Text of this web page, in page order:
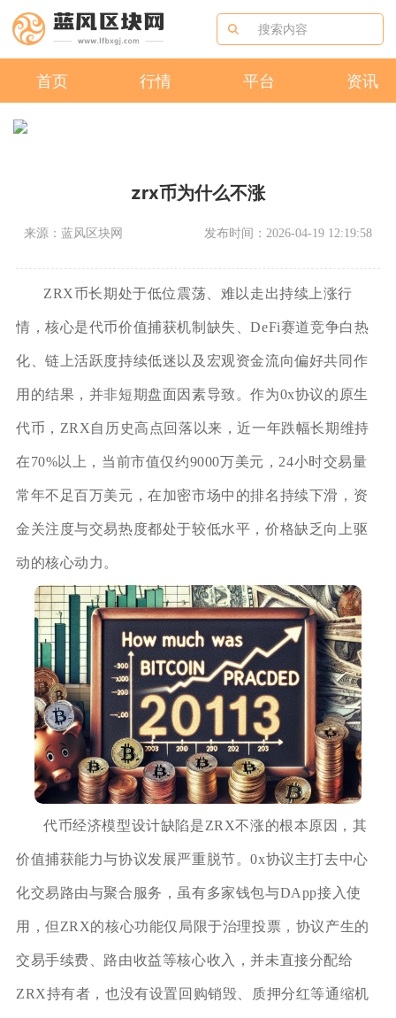
首页 行情 平台 资讯
zrx币为什么不涨
来源：蓝风区块网 发布时间：2026-04-19 12:19:58
ZRX币长期处于低位震荡、难以走出持续上涨行
情，核心是代币价值捕获机制缺失、DeFi赛道竞争白热
化、链上活跃度持续低迷以及宏观资金流向偏好共同作
用的结果，并非短期盘面因素导致。作为0x协议的原生
代币，ZRX自历史高点回落以来，近一年跌幅长期维持
在70%以上，当前市值仅约9000万美元，24小时交易量
常年不足百万美元，在加密市场中的排名持续下滑，资
金关注度与交易热度都处于较低水平，价格缺乏向上驱
动的核心动力。
代币经济模型设计缺陷是ZRX不涨的根本原因，其
价值捕获能力与协议发展严重脱节。0x协议主打去中心
化交易路由与聚合服务，虽有多家钱包与DApp接入使
用，但ZRX的核心功能仅局限于治理投票，协议产生的
交易手续费、路由收益等核心收入，并未直接分配给
ZRX持有者，也没有设置回购销毁、质押分红等通缩机